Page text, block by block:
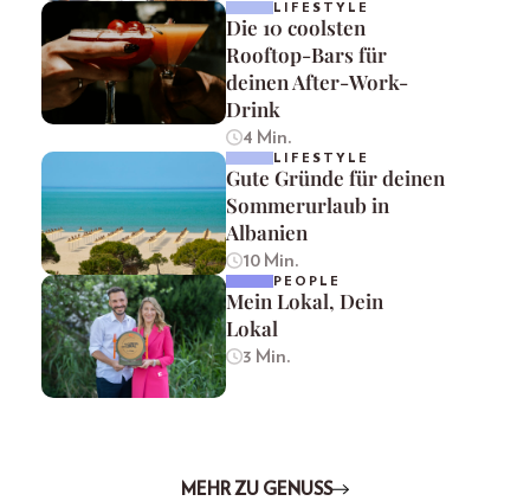
LIFESTYLE
Die 10 coolsten
Rooftop-Bars für
deinen After-Work-
Drink
4 Min.
LIFESTYLE
Gute Gründe für deinen
Sommerurlaub in
Albanien
10 Min.
PEOPLE
Mein Lokal, Dein
Lokal
3 Min.
MEHR ZU GENUSS